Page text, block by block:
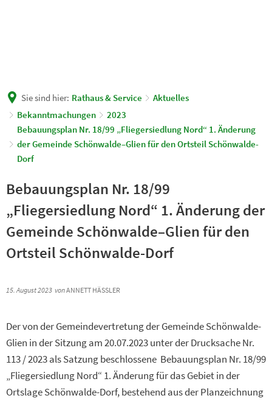
Sie sind hier: Rathaus & Service
Aktuelles
Bekanntmachungen
2023
Bebauungsplan Nr. 18/99 „Fliegersiedlung Nord“ 1. Änderung
der Gemeinde Schönwalde–Glien für den Ortsteil Schönwalde-
Dorf
Bebauungsplan Nr. 18/99
„Fliegersiedlung Nord“ 1. Änderung der
Gemeinde Schönwalde–Glien für den
Ortsteil Schönwalde-Dorf
15. August 2023 vonANNETT HÄSSLER
Der von der Gemeindevertretung der Gemeinde Schönwalde-
Glien in der Sitzung am 20.07.2023 unter der Drucksache Nr.
113 / 2023 als Satzung beschlossene Bebauungsplan Nr. 18/99
„Fliegersiedlung Nord“ 1. Änderung für das Gebiet in der
Ortslage Schönwalde-Dorf, bestehend aus der Planzeichnung